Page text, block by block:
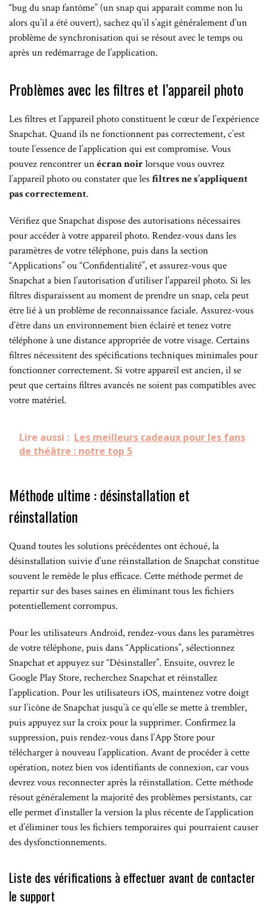
“bug du snap fantôme” (un snap qui apparaît comme non lu
alors qu’il a été ouvert), sachez qu’il s’agit généralement d’un
problème de synchronisation qui se résout avec le temps ou
après un redémarrage de l’application.
Problèmes avec les filtres et l’appareil photo
Les filtres et l’appareil photo constituent le cœur de l’expérience
Snapchat. Quand ils ne fonctionnent pas correctement, c’est
toute l’essence de l’application qui est compromise. Vous
pouvez rencontrer unécran noirlorsque vous ouvrez
l’appareil photo ou constater que lesfiltres ne s’appliquent
pas correctement.
Vérifiez que Snapchat dispose des autorisations nécessaires
pour accéder à votre appareil photo. Rendez-vous dans les
paramètres de votre téléphone, puis dans la section
“Applications” ou “Confidentialité”, et assurez-vous que
Snapchat a bien l’autorisation d’utiliser l’appareil photo. Si les
filtres disparaissent au moment de prendre un snap, cela peut
être lié à un problème de reconnaissance faciale. Assurez-vous
d’être dans un environnement bien éclairé et tenez votre
téléphone à une distance appropriée de votre visage. Certains
filtres nécessitent des spécifications techniques minimales pour
fonctionner correctement. Si votre appareil est ancien, il se
peut que certains filtres avancés ne soient pas compatibles avec
votre matériel.
Lire aussi : Les meilleurs cadeaux pour les fans
de théâtre : notre top 5
Méthode ultime : désinstallation et
réinstallation
Quand toutes les solutions précédentes ont échoué, la
désinstallation suivie d’une réinstallation de Snapchat constitue
souvent le remède le plus efficace. Cette méthode permet de
repartir sur des bases saines en éliminant tous les fichiers
potentiellement corrompus.
Pour les utilisateurs Android, rendez-vous dans les paramètres
de votre téléphone, puis dans “Applications”, sélectionnez
Snapchat et appuyez sur “Désinstaller”. Ensuite, ouvrez le
Google Play Store, recherchez Snapchat et réinstallez
l’application. Pour les utilisateurs iOS, maintenez votre doigt
sur l’icône de Snapchat jusqu’à ce qu’elle se mette à trembler,
puis appuyez sur la croix pour la supprimer. Confirmez la
suppression, puis rendez-vous dans l’App Store pour
télécharger à nouveau l’application. Avant de procéder à cette
opération, notez bien vos identifiants de connexion, car vous
devrez vous reconnecter après la réinstallation. Cette méthode
résout généralement la majorité des problèmes persistants, car
elle permet d’installer la version la plus récente de l’application
et d’éliminer tous les fichiers temporaires qui pourraient causer
des dysfonctionnements.
Liste des vérifications à effectuer avant de contacter
le support